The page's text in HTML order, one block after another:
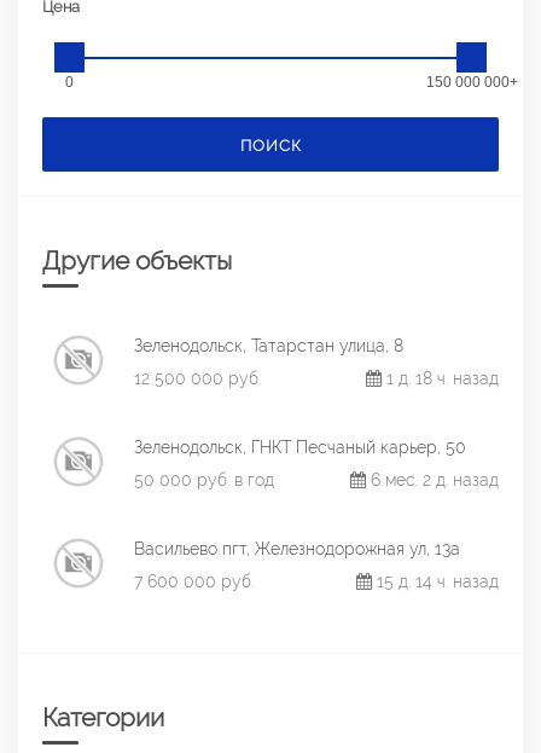
Цена
0 150 000 000+
ПОИСК
Другие объекты
Зеленодольск, Татарстан улица, 8
12 500 000 руб.
1 д. 18 ч. назад
Зеленодольск, ГНКТ Песчаный карьер, 50
50 000 руб. в год
6 мес. 2 д. назад
Васильево пгт, Железнодорожная ул, 13а
7 600 000 руб.
15 д. 14 ч. назад
Категории